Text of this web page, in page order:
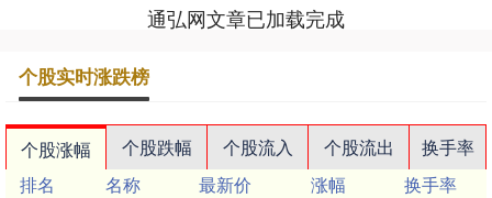
通弘网文章已加载完成
个股实时涨跌榜
个股涨幅 个股跌幅 个股流入 个股流出
换手率
排名
名称 最新价 涨幅
换手率